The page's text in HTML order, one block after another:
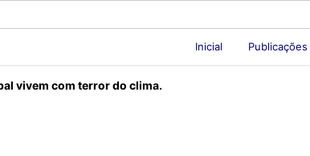
Inicial Publicações
vivem com terror do clima.